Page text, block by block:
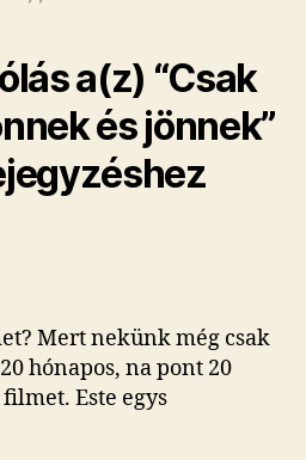
a(z) “Csak
és jönnek”
Mert nekünk még csak
hónapos, na pont 20
Este egys